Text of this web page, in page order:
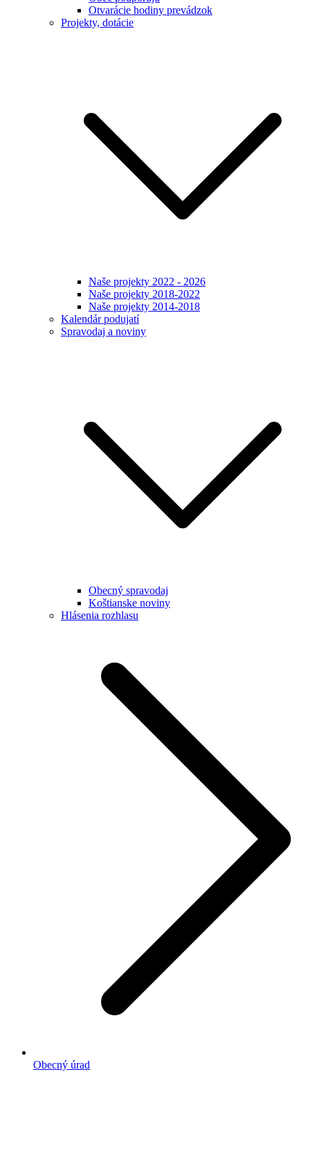
Otvarácie hodiny prevádzok
Projekty, dotácie
Naše projekty 2022 - 2026
Naše projekty 2018-2022
Naše projekty 2014-2018
Kalendár podujatí
Spravodaj a noviny
Obecný spravodaj
Koštianske noviny
Hlásenia rozhlasu
Obecný úrad